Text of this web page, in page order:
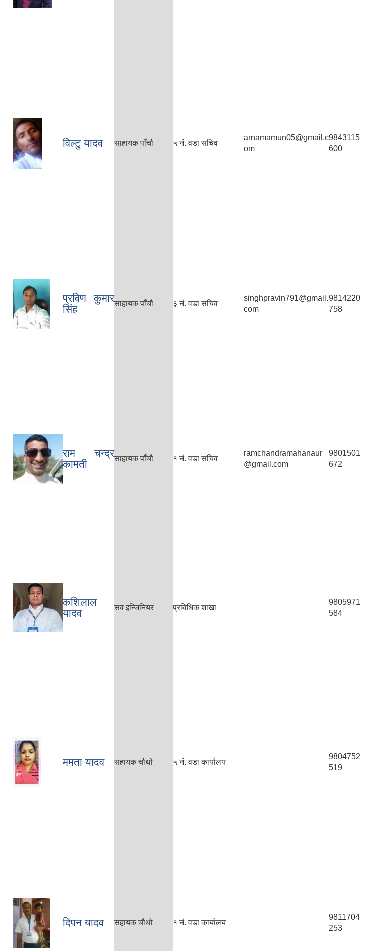
विल्टु यादव साहायक पाँचौ ५ नं. वडा सचिव
arnamamun05@gmail.c
om
9843115
600
प्रविण कुमार
सिंह
साहायक पाँचौ ३ नं. वडा सचिव
singhpravin791@gmail.
com
9814220
758
राम चन्द्र
कामती
साहायक पाँचौ १ नं. वडा सचिव
ramchandramahanaur
@gmail.com
9801501
672
कशिलाल
यादव
सव इन्जिनियर प्रविधिक शाखा
9805971
584
ममता यादव सहायक चौथो ५ नं. वडा कार्यालय
9804752
519
दिपन यादव सहायक चौथो १ नं. वडा कार्यालय
9811704
253